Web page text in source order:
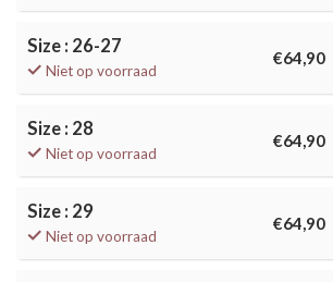
Size : 26-27
Niet op voorraad
€64,90
Size : 28
Niet op voorraad
€64,90
Size : 29
Niet op voorraad
€64,90